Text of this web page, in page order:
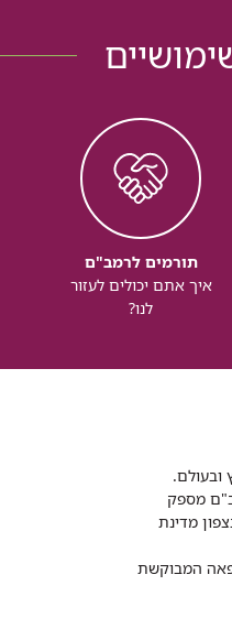
תורמים לרמב"ם
איך אתם יכולים לעזור
לנו?
ובעולם.
כ- 1000 מיטות אשפוז. רמב"ם מספק
כבית חולים על אזורי עבור 12 בתי חולים בצפון מדינת
המבוקשת